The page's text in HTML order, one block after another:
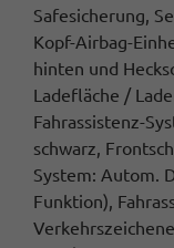
Safesicherung,
Kopf-Airbag-
hinten und
Ladefläche /
Fahrassistenz-
schwarz,
System: Autom.
Funktion),